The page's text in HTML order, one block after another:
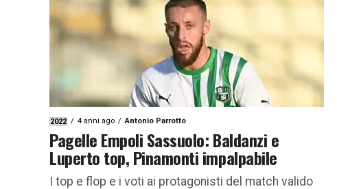
2022 4 anni ago Antonio Parrotto
Pagelle Empoli Sassuolo: Baldanzi e
Luperto top, Pinamonti impalpabile
I top e flop e i voti ai protagonisti del match valido